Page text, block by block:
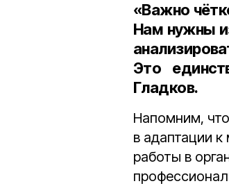
«Важно
Нам нужны
Это
Гладков.
Напомним,
в адаптации
работы в